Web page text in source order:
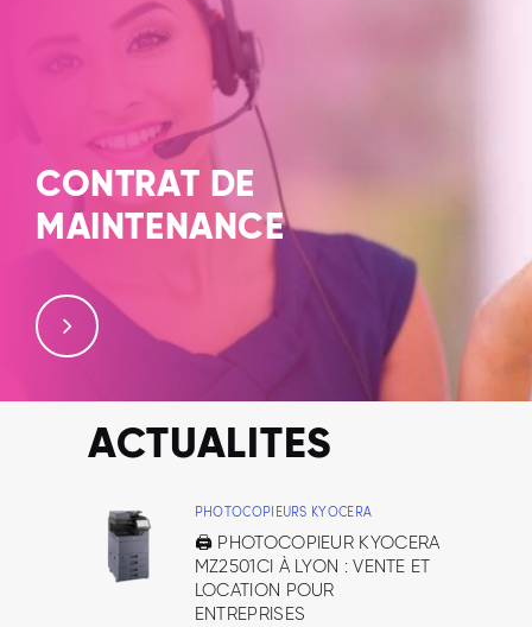
? ACHATCOPIEUR.COM vous propose un choix varié
de photocopieurs, conçus pour garantir des
CONTRAT DE
MAINTENANCE
Au service de votre entreprise, réussissez votre
maintenance et votre entretien de photocopieur.
Maintenez votre photocopieur avec un service
professionnel et des instructions faciles à suivre.
Maintenance photocopieur dans la région de Lyon.
ACTUALITES
PHOTOCOPIEURS KYOCERA
🖨️ PHOTOCOPIEUR KYOCERA
MZ2501CI À LYON : VENTE ET
LOCATION POUR
ENTREPRISES